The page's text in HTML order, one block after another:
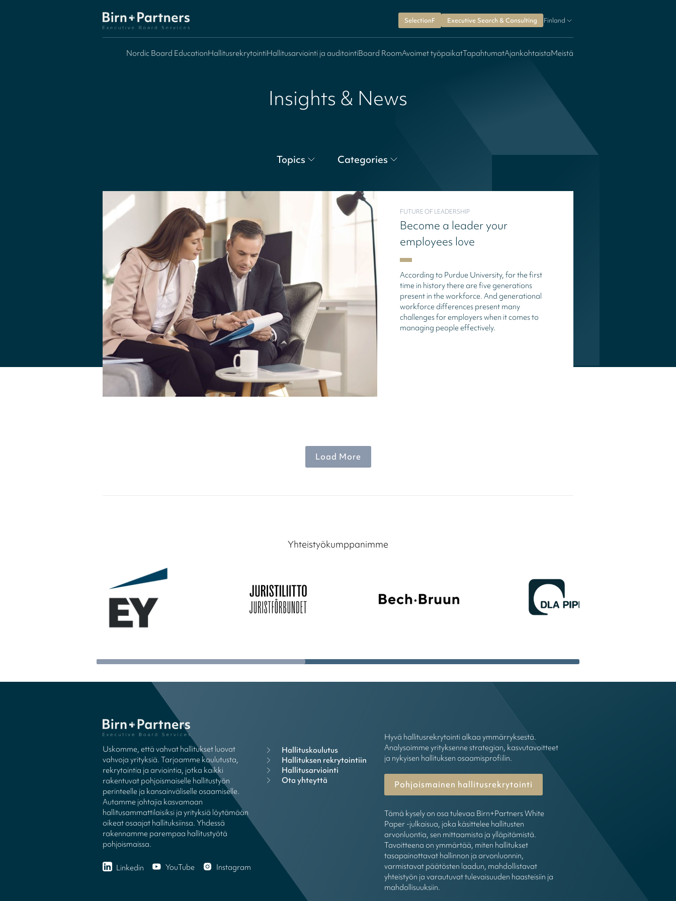
SelectionF Executive Search & Consulting Finland
Nordic Board EducationHallitusrekrytointiHallitusarviointi ja auditointiBoard RoomAvoimet työpaikatTapahtumatAjankohtaistaMeistä
Insights & News
Topics Categories
FUTURE OF LEADERSHIP
Become a leader your
employees love
According to Purdue University, for the first
time in history there are five generations
present in the workforce. And generational
workforce differences present many
challenges for employers when it comes to
managing people effectively.
Load More
Yhteistyökumppanimme
Uskomme, että vahvat hallitukset luovat
vahvoja yrityksiä. Tarjoamme koulutusta,
rekrytointia ja arviointia, jotka kaikki
rakentuvat pohjoismaiselle hallitustyön
perinteelle ja kansainväliselle osaamiselle.
Autamme johtajia kasvamaan
hallitusammattilaisiksi ja yrityksiä löytämään
oikeat osaajat hallituksiinsa. Yhdessä
rakennamme parempaa hallitustyötä
pohjoismaissa.
Linkedin YouTube Instagram
Hallituskoulutus
Hallituksen rekrytointiin
Hallitusarviointi
Ota yhteyttä
Hyvä hallitusrekrytointi alkaa ymmärryksestä.
Analysoimme yrityksenne strategian, kasvutavoitteet
ja nykyisen hallituksen osaamisprofiilin.
Pohjoismainen hallitusrekrytointi
Tämä kysely on osa tulevaa Birn+Partners White
Paper -julkaisua, joka käsittelee hallitusten
arvonluontia, sen mittaamista ja ylläpitämistä.
Tavoitteena on ymmärtää, miten hallitukset
tasapainottavat hallinnon ja arvonluonnin,
varmistavat päätösten laadun, mahdollistavat
yhteistyön ja varautuvat tulevaisuuden haasteisiin ja
mahdollisuuksiin.